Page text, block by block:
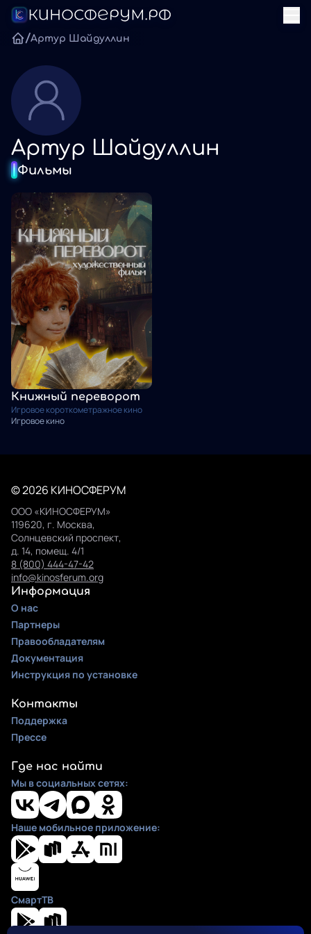
/Артур Шайдуллин
Артур Шайдуллин
Фильмы
Книжный переворот
Игровое короткометражное кино
Игровое кино
© 2026 КИНОСФЕРУМ
ООО «КИНОСФЕРУМ»
119620, г. Москва,
Солнцевский проспект,
д. 14, помещ. 4/1
8 (800) 444-47-42
info@kinosferum.org
Информация
О нас
Партнеры
Правообладателям
Документация
Инструкция по установке
Контакты
Поддержка
Прессе
Где нас найти
Мы в социальных сетях:
Наше мобильное приложение:
СмартТВ